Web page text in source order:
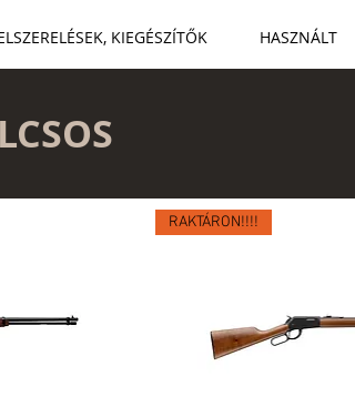
KIEGÉSZÍTŐK HASZNÁLT
RAKTÁRON!!!!